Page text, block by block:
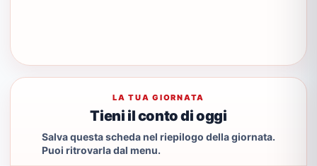
LA TUA GIORNATA
Tieni il conto di oggi
Salva questa scheda nel riepilogo della giornata.
Puoi ritrovarla dal menu.